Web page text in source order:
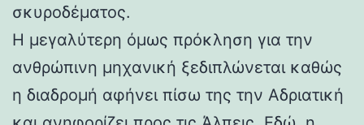
σκυροδέματος.
Η μεγαλύτερη όμως πρόκληση για την
ανθρώπινη μηχανική ξεδιπλώνεται καθώς
η διαδρομή αφήνει πίσω της την Αδριατική